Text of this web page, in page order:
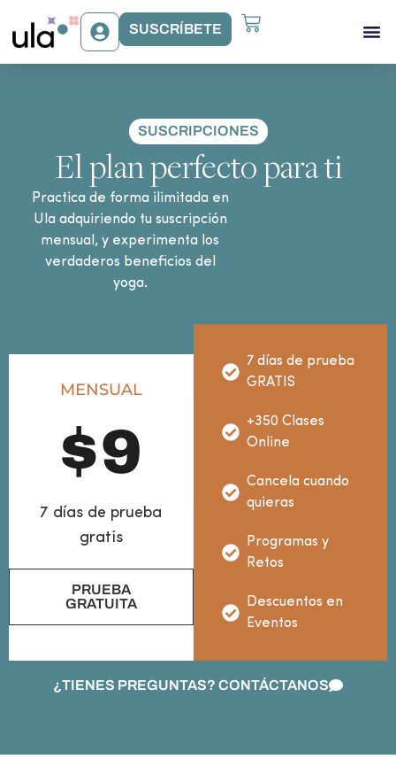
SUSCRÍBETE
SUSCRIPCIONES
El plan perfecto para ti
Practica de forma ilimitada en
Ula adquiriendo tu suscripción
mensual, y experimenta los
verdaderos beneficios del
yoga.
7 días de prueba
GRATIS
+350 Clases
Online
Cancela cuando
quieras
Programas y
Retos
Descuentos en
Eventos
MENSUAL
$9
7 días de prueba
gratis
PRUEBA
GRATUITA
¿TIENES PREGUNTAS? CONTÁCTANOS